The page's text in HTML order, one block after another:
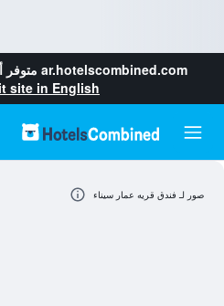
ar.hotelscombined.com متوفر
site in English
صور لـ فندق قريه عمار سيناء